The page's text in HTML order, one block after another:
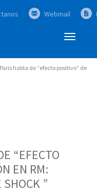
Webmail
Abrir
habla de “efecto positivo” de
“EFECTO
EN RM:
”